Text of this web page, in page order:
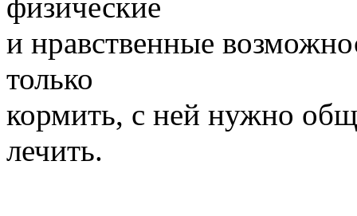
и нравственные
только
кормить, с ней нужно
лечить.